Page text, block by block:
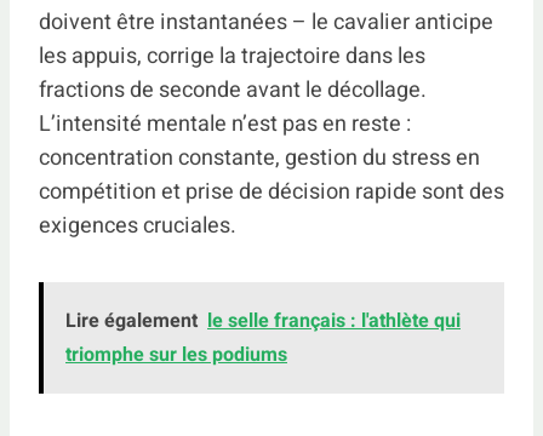
doivent être instantanées – le cavalier anticipe
les appuis, corrige la trajectoire dans les
fractions de seconde avant le décollage.
L’intensité mentale n’est pas en reste :
concentration constante, gestion du stress en
compétition et prise de décision rapide sont des
exigences cruciales.
Lire également le selle français : l'athlète qui
triomphe sur les podiums